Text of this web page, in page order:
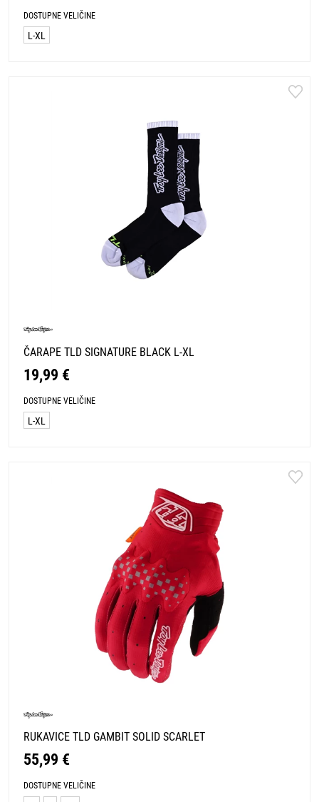
DOSTUPNE VELIČINE
L-XL
ČARAPE TLD SIGNATURE BLACK L-XL
19,99 €
DOSTUPNE VELIČINE
L-XL
RUKAVICE TLD GAMBIT SOLID SCARLET
55,99 €
DOSTUPNE VELIČINE